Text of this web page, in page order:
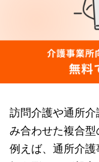
訪問介護や通所
み合わせた複合型
例えば、通所介